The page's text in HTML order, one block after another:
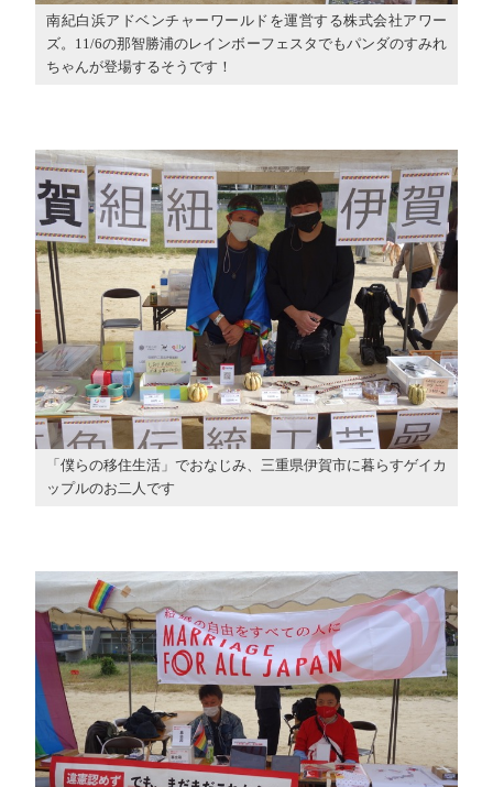
南紀白浜アドベンチャーワールドを運営する株式会社アワー
ズ。11/6の那智勝浦のレインボーフェスタでもパンダのすみれ
ちゃんが登場するそうです！
「僕らの移住生活」でおなじみ、三重県伊賀市に暮らすゲイカ
ップルのお二人です